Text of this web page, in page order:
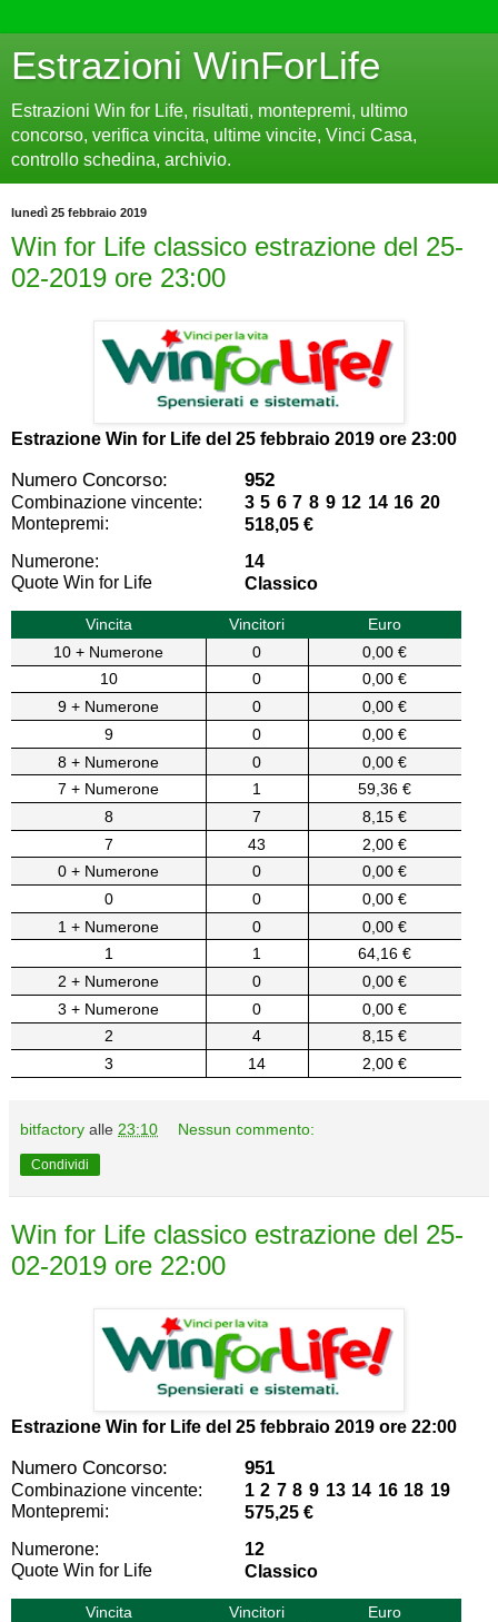
Estrazioni WinForLife
Estrazioni Win for Life, risultati, montepremi, ultimo
concorso, verifica vincita, ultime vincite, Vinci Casa,
controllo schedina, archivio.
lunedì 25 febbraio 2019
Win for Life classico estrazione del 25-
02-2019 ore 23:00
Estrazione Win for Life del 25 febbraio 2019 ore 23:00
Numero Concorso: 952
Combinazione vincente:
3 5 6 7 8 9 12 14 16 20
Montepremi:
518,05 €
Numerone:
14
Quote Win for Life
Classico
Vincita Vincitori
Euro
10 + Numerone
0
0,00 €
10
0
0,00 €
9 + Numerone
0
0,00 €
9
0
0,00 €
8 + Numerone
0
0,00 €
7 + Numerone
1
59,36 €
8
7
8,15 €
7
43
2,00 €
0 + Numerone
0
0,00 €
0
0
0,00 €
1 + Numerone
0
0,00 €
1
1
64,16 €
2 + Numerone
0
0,00 €
3 + Numerone
0
0,00 €
2
4
8,15 €
3
14 2,00 €
bitfactory alle 23:10 Nessun commento:
Condividi
Win for Life classico estrazione del 25-
02-2019 ore 22:00
Estrazione Win for Life del 25 febbraio 2019 ore 22:00
Numero Concorso: 951
Combinazione vincente:
1 2 7 8 9 13 14 16 18 19
Montepremi:
575,25 €
Numerone:
12
Quote Win for Life
Classico
Vincita Vincitori
Euro